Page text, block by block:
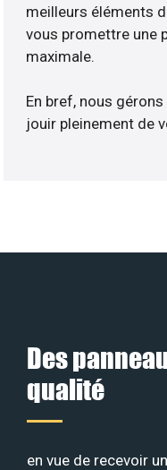
meilleurs éléments
vous promettre une
maximale.
En bref, nous
jouir pleinement de
Des
qualité
en vue de recevoir